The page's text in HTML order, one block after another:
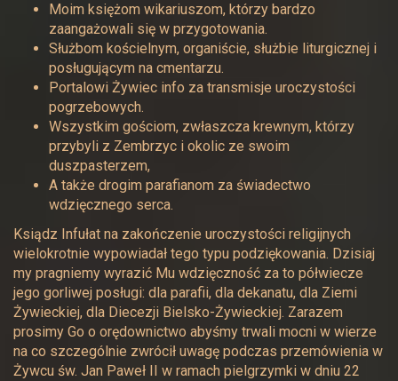
Moim księżom wikariuszom, którzy bardzo
zaangażowali się w przygotowania.
Służbom kościelnym, organiście, służbie liturgicznej i
posługującym na cmentarzu.
Portalowi Żywiec info za transmisje uroczystości
pogrzebowych.
Wszystkim gościom, zwłaszcza krewnym, którzy
przybyli z Zembrzyc i okolic ze swoim
duszpasterzem,
A także drogim parafianom za świadectwo
wdzięcznego serca.
Ksiądz Infułat na zakończenie uroczystości religijnych
wielokrotnie wypowiadał tego typu podziękowania. Dzisiaj
my pragniemy wyrazić Mu wdzięczność za to półwiecze
jego gorliwej posługi: dla parafii, dla dekanatu, dla Ziemi
Żywieckiej, dla Diecezji Bielsko-Żywieckiej. Zarazem
prosimy Go o orędownictwo abyśmy trwali mocni w wierze
na co szczególnie zwrócił uwagę podczas przemówienia w
Żywcu św. Jan Paweł II w ramach pielgrzymki w dniu 22